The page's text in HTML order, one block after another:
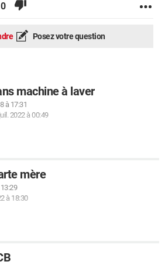
0
Posez votre question
machine à laver
à 17:31
2022 à 00:49
mère
à 18:30